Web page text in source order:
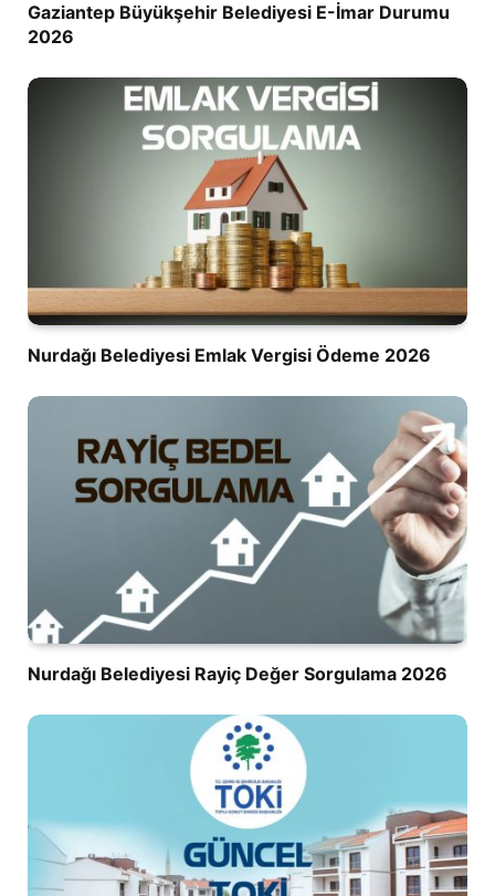
Gaziantep Büyükşehir Belediyesi E-İmar Durumu
2026
Nurdağı Belediyesi Emlak Vergisi Ödeme 2026
Nurdağı Belediyesi Rayiç Değer Sorgulama 2026